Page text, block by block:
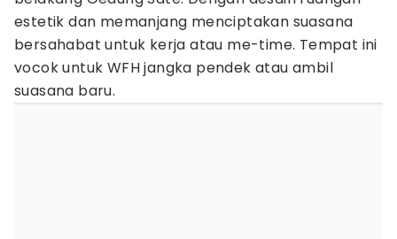
estetik dan memanjang menciptakan suasana
bersahabat untuk kerja atau me-time. Tempat ini
vocok untuk WFH jangka pendek atau ambil
suasana baru.